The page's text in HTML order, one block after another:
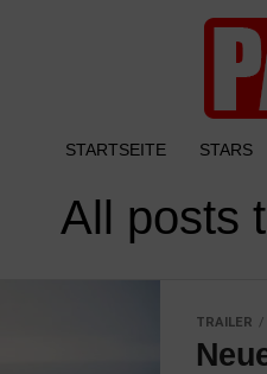
STARTSEITE STARS
All posts
TRAILER